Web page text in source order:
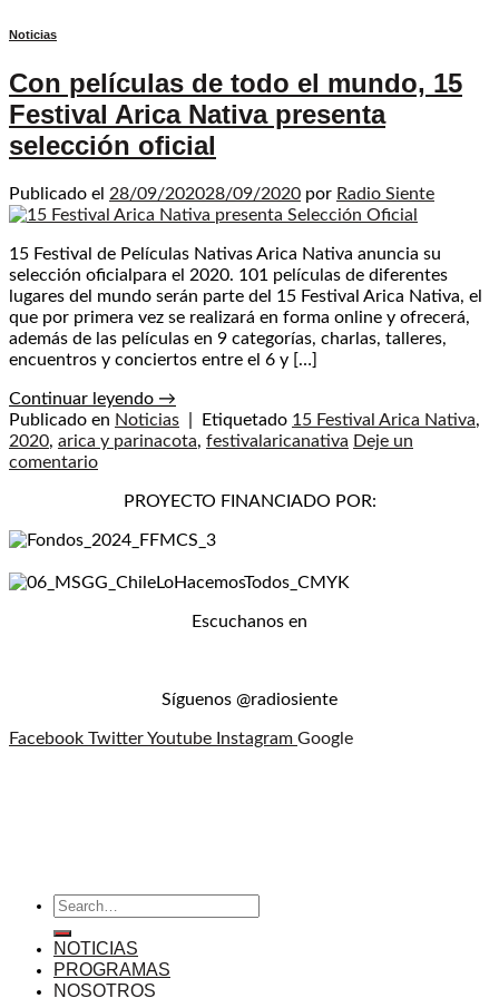
Noticias
Con películas de todo el mundo, 15
Festival Arica Nativa presenta
selección oficial
Publicado el 28/09/202028/09/2020 por Radio Siente
15 Festival de Películas Nativas Arica Nativa anuncia su
selección oficialpara el 2020. 101 películas de diferentes
lugares del mundo serán parte del 15 Festival Arica Nativa, el
que por primera vez se realizará en forma online y ofrecerá,
además de las películas en 9 categorías, charlas, talleres,
encuentros y conciertos entre el 6 y […]
Continuar leyendo →
Publicado en Noticias Etiquetado 15 Festival Arica Nativa,
2020, arica y parinacota, festivalaricanativa Deje un
comentario
PROYECTO FINANCIADO POR:
Escuchanos en
Síguenos @radiosiente
Facebook TwitterYoutube Instagram Google
NOTICIAS
PROGRAMAS
NOSOTROS